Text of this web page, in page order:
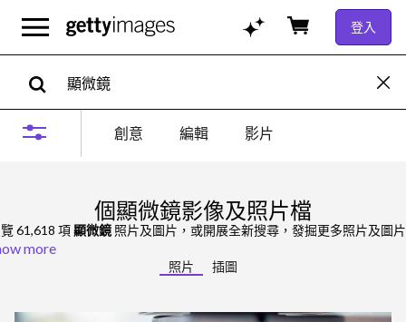
登入
創意 編輯 影片
個顯微鏡影像及照片檔
61,618 項顯微鏡照片及圖片，或開展全新搜尋，發掘更多照片及圖
more
照片 插圖